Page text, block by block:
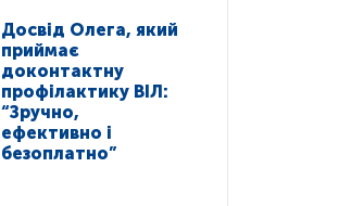
Досвід Олега, який
приймає
доконтактну
профілактику ВІЛ:
“Зручно,
ефективно і
безоплатно”